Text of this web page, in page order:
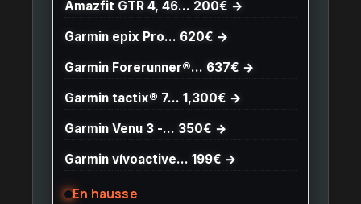
Amazfit GTR 4, 46… 200€ →
Garmin epix Pro… 620€ →
Garmin Forerunner®… 637€ →
Garmin tactix® 7… 1,300€ →
Garmin Venu 3 -… 350€ →
Garmin vívoactive… 199€ →
En hausse